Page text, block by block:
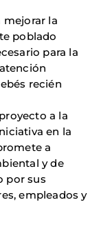
mejorar la
poblado
para la
recién
a la
en la
a
y de
por sus
empleados y